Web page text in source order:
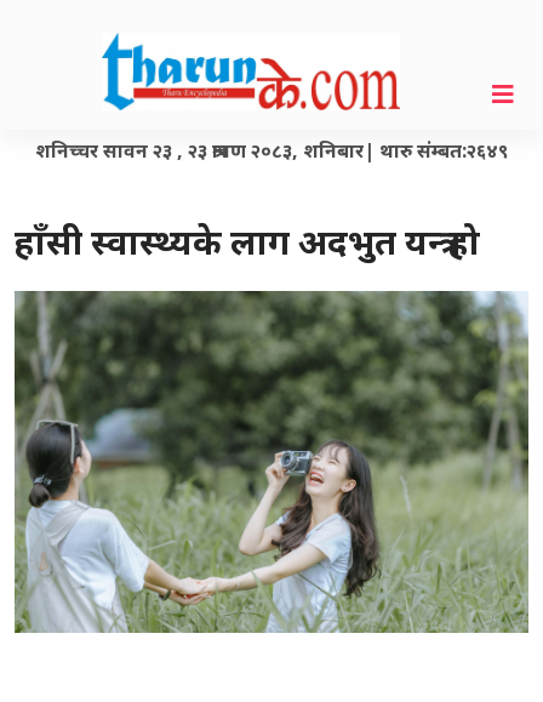
शनिच्चर सावन २३ , २३ श्रावण २०८३, शनिबार| थारु संम्बत:२६४९
हाँसी स्वास्थ्यके लाग अदभुत यन्त्र हो